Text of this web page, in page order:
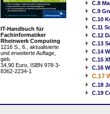
IT-Handbuch für
Fachinformatiker
Rheinwerk Computing
1216 S., 6., aktualisierte
und erweiterte Auflage,
geb.
34,90 Euro, ISBN 978-3-
8362-2234-1
C.8
C.9
C.10
C.11
C.12
C.13
C.14
C.15
C.16
C.17
C.18
C.19